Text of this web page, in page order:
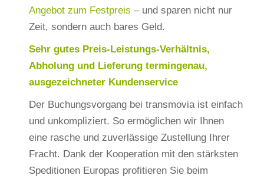
Angebot zum Festpreis – und sparen nicht nur
Zeit, sondern auch bares Geld.
Sehr gutes Preis-Leistungs-Verhältnis,
Abholung und Lieferung termingenau,
ausgezeichneter Kundenservice
Der Buchungsvorgang bei transmovia ist einfach
und unkompliziert. So ermöglichen wir Ihnen
eine rasche und zuverlässige Zustellung Ihrer
Fracht. Dank der Kooperation mit den stärksten
Speditionen Europas profitieren Sie beim